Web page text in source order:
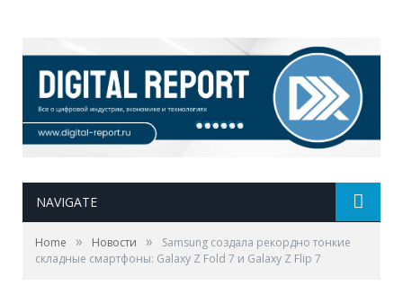
NAVIGATE
Home » Новости »
Samsung создала рекордно тонкие
складные смартфоны: Galaxy Z Fold 7 и Galaxy Z Flip 7